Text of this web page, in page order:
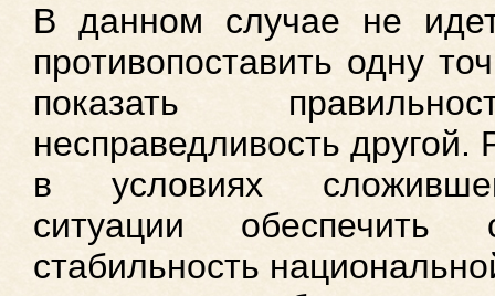
В данном случае не
противопоставить одну
показать
несправедливость другой.
в условиях
ситуации
стабильность